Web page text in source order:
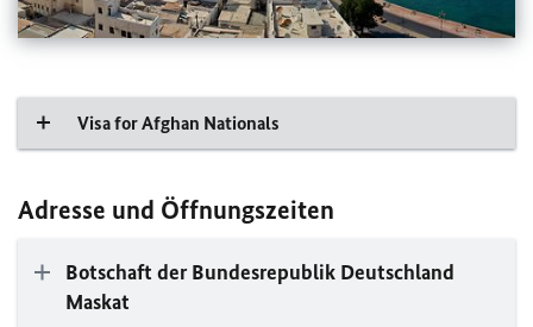
Visa for Afghan Nationals
Adresse und Öffnungszeiten
Botschaft der Bundesrepublik Deutschland
Maskat